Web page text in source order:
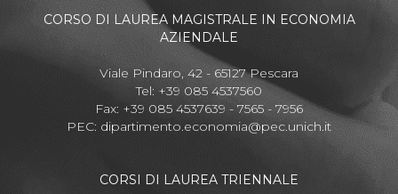
CORSO DI LAUREA MAGISTRALE IN ECONOMIA
AZIENDALE
Viale Pindaro, 42 - 65127 Pescara
Tel: +39 085 4537560
Fax: +39 085 4537639 - 7565 - 7956
PEC: dipartimento.economia@pec.unich.it
CORSI DI LAUREA TRIENNALE